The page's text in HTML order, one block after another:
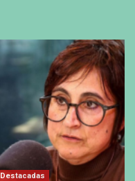
Destacadas